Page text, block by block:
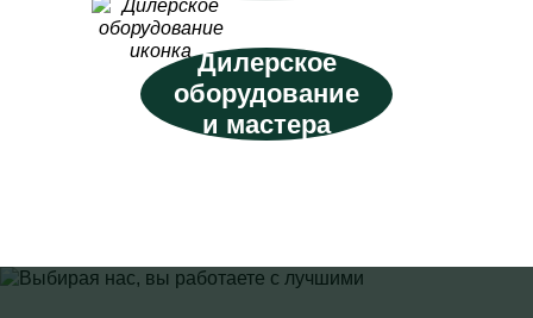
Дилерское
оборудование
и мастера